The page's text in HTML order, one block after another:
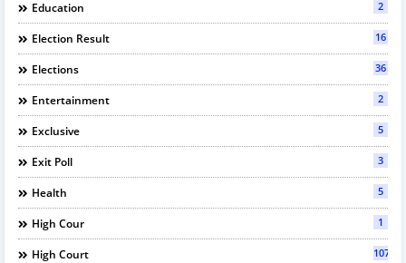
Education 2
Election Result 16
Elections 36
Entertainment 2
Exclusive 5
Exit Poll 3
Health 5
High Cour 1
High Court 107